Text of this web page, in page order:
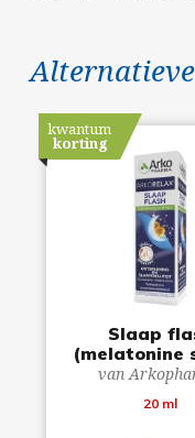
Slaap
(melatonine
van
20 ml
kwantum
korting